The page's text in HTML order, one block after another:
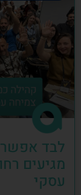
לבד אפשר
מגיעים
עסקי